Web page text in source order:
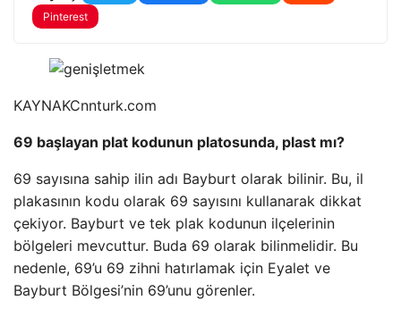
Pinterest
KAYNAKCnnturk.com
69 başlayan plat kodunun platosunda, plast mı?
69 sayısına sahip ilin adı Bayburt olarak bilinir. Bu, il
plakasının kodu olarak 69 sayısını kullanarak dikkat
çekiyor. Bayburt ve tek plak kodunun ilçelerinin
bölgeleri mevcuttur. Buda 69 olarak bilinmelidir. Bu
nedenle, 69’u 69 zihni hatırlamak için Eyalet ve
Bayburt Bölgesi’nin 69’unu görenler.